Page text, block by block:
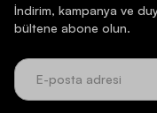
İndirim, kampanya ve
bültene abone olun.